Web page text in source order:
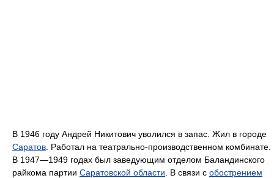
В 1946 году Андрей Никитович уволился в запас. Жил в городе
Саратов . Работал на театрально-производственном комбинате.
В 1947—1949 годах был заведующим отделом Баландинского
райкома партии Саратовской области . В связи с обострением